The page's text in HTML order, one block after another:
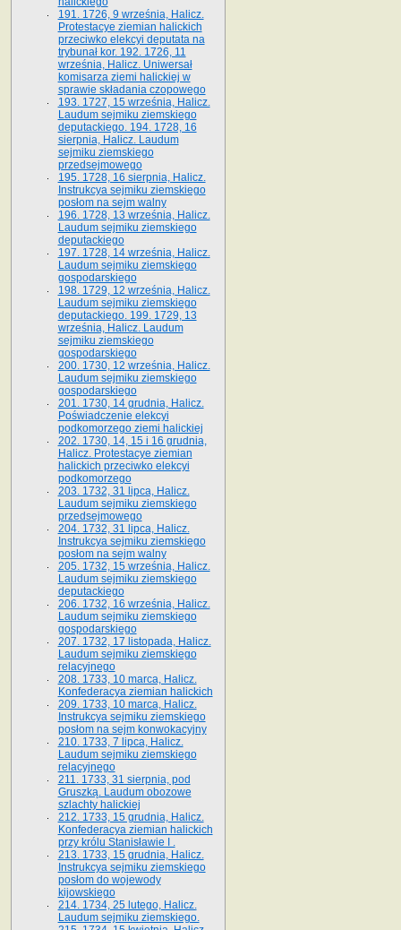
191. 1726, 9 września, Halicz.
Protestacye ziemian halickich
przeciwko elekcyi deputata na
trybunał kor. 192. 1726, 11
września, Halicz. Uniwersał
komisarza ziemi halickiej w
sprawie składania czopowego
193. 1727, 15 września, Halicz.
Laudum sejmiku ziemskiego
deputackiego. 194. 1728, 16
sierpnia, Halicz. Laudum
sejmiku ziemskiego
przedsejmowego
195. 1728, 16 sierpnia, Halicz.
Instrukcya sejmiku ziemskiego
posłom na sejm walny
196. 1728, 13 września, Halicz.
Laudum sejmiku ziemskiego
deputackiego
197. 1728, 14 września, Halicz.
Laudum sejmiku ziemskiego
gospodarskiego
198. 1729, 12 września, Halicz.
Laudum sejmiku ziemskiego
deputackiego. 199. 1729, 13
września, Halicz. Laudum
sejmiku ziemskiego
gospodarskiego
200. 1730, 12 września, Halicz.
Laudum sejmiku ziemskiego
gospodarskiego
201. 1730, 14 grudnia, Halicz.
Poświadczenie elekcyi
podkomorzego ziemi halickiej
202. 1730, 14, 15 i 16 grudnia,
Halicz. Protestacye ziemian
halickich przeciwko elekcyi
podkomorzego
203. 1732, 31 lipca, Halicz.
Laudum sejmiku ziemskiego
przedsejmowego
204. 1732, 31 lipca, Halicz.
Instrukcya sejmiku ziemskiego
posłom na sejm walny
205. 1732, 15 września, Halicz.
Laudum sejmiku ziemskiego
deputackiego
206. 1732, 16 września, Halicz.
Laudum sejmiku ziemskiego
gospodarskiego
207. 1732, 17 listopada, Halicz.
Laudum sejmiku ziemskiego
relacyjnego
208. 1733, 10 marca, Halicz.
Konfederacya ziemian halickich­
209. 1733, 10 marca, Halicz.
Instrukcya sejmiku ziemskiego
posłom na sejm konwokacyjny
210. 1733, 7 lipca, Halicz.
Laudum sejmiku ziemskiego
relacyjnego
211. 1733, 31 sierpnia, pod
Gruszką. Laudum obozowe
szlachty halickiej
212. 1733, 15 grudnia, Halicz.
Konfederacya ziemian halickich
przy królu Stanisławie I .
213. 1733, 15 grudnia, Halicz.
Instrukcya sejmiku ziemskiego
posłom do wojewody
kijowskiego
214. 1734, 25 lutego, Halicz.
Laudum sejmiku ziemskiego.